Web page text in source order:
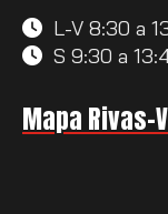
L-V 8:30 a
S 9:30 a
Mapa Rivas-